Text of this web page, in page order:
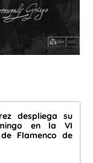
despliega su
en la VI
Flamenco de